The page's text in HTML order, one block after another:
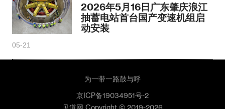
2026年5月16日广东肇庆浪江
抽蓄电站首台国产变速机组启
动安装
05-21
为一带一路鼓与呼
京ICP备19034951号-2
见道网 Copyright © 2019-2026